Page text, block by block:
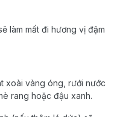
làm mất đi hương vị đậm
xoài vàng óng, rưới nước
rang hoặc đậu xanh.